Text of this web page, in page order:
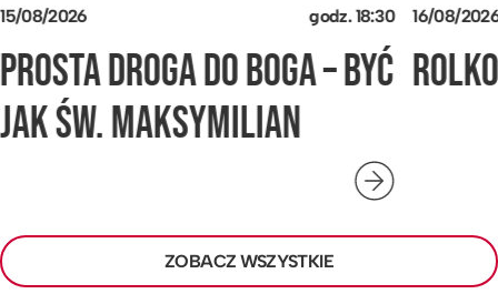
15/08/2026 godz.18:30
PROSTA DROGA DO BOGA – BYĆ
JAK ŚW. MAKSYMILIAN
16/08/
ZOBACZ WSZYSTKIE